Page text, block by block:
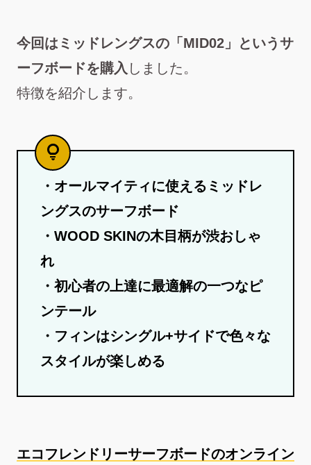
今回はミッドレングスの「MID02」というサ
ーフボードを購入 しました。
特徴を紹介します。
・オールマイティに使えるミッドレ
ングスのサーフボード
・WOOD SKINの木目柄が渋おしゃ
れ
・初心者の上達に最適解の一つなピ
ンテール
・フィンはシングル+サイドで色々な
スタイルが楽しめる
エコフレンドリーサーフボードのオンライン